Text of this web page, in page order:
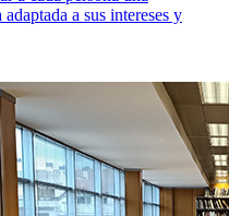
a sus intereses y